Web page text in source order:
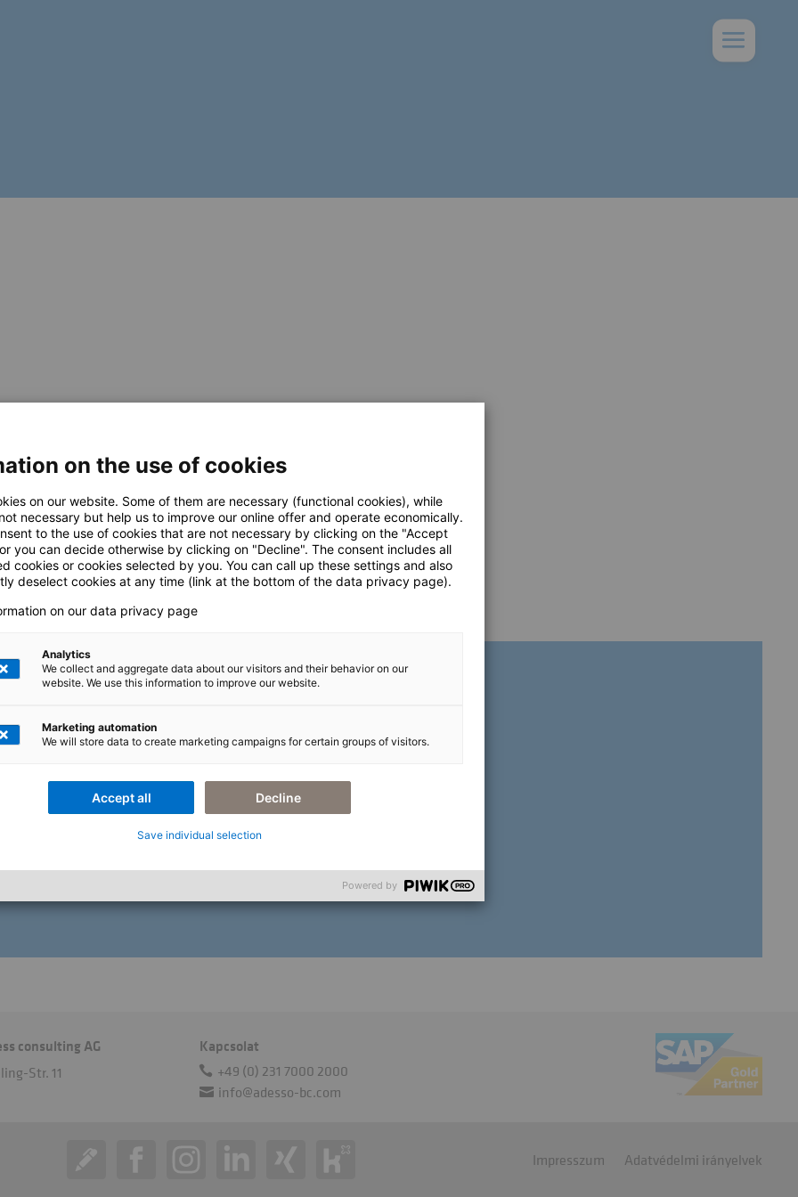
testreszabott SAP-architektúrává alakítja.
mentén, és veled együtt implementálunk vagy
is megállják a helyüket a transzformáció
és magabiztos szakértelmünket az SAP iparági
consulting AG
Str. 11
Kapcsolat
+49 (0) 231 7000 2000
info@adesso-bc.com
Impresszum Adatvédelmi irányelvek
on the use of cookies
on our website. Some of them are necessary (functional cookies), while
necessary but help us to improve our online offer and operate economically.
to the use of cookies that are not necessary by clicking on the "Accept
you can decide otherwise by clicking on "Decline". The consent includes all
cookies or cookies selected by you. You can call up these settings and also
deselect cookies at any time (link at the bottom of the data privacy page).
on our data privacy page
Analytics
We collect and aggregate data about our visitors and their behavior on our
website. We use this information to improve our website.
Marketing automation
We will store data to create marketing campaigns for certain groups of visitors.
Accept all Decline
Save individual selection
Powered by